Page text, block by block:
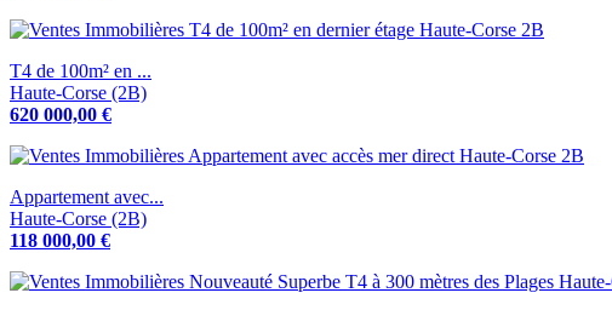
T4 de 100m² en ...
Haute-Corse (2B)
620 000,00 €
Appartement avec...
Haute-Corse (2B)
118 000,00 €